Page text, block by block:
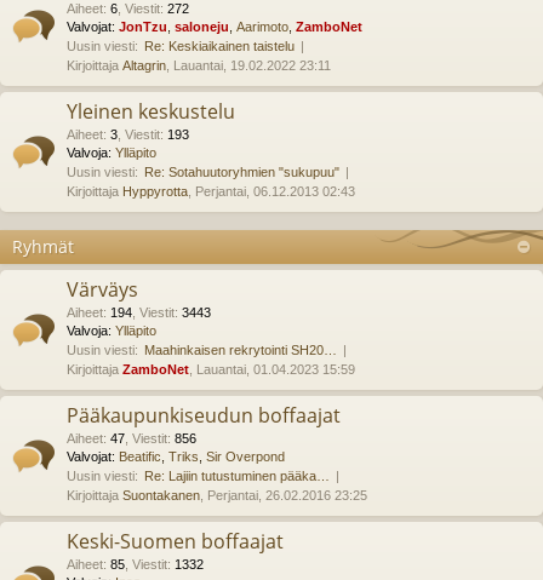
Aiheet: 6 Viestit: 272
Valvojat: JonTzu saloneju Aarimoto ZamboNet
Uusin viesti: Re: Keskiaikainen taistelu
Kirjoittaja Altagrin , Lauantai, 19.02.2022 23:11
Yleinen keskustelu
Aiheet: 3 Viestit: 193
Valvoja: Ylläpito
Uusin viesti: Re: Sotahuutoryhmien "sukupuu"
Kirjoittaja Hyppyrotta , Perjantai, 06.12.2013 02:43
Ryhmät
Värväys
Aiheet: 194 Viestit: 3443
Valvoja: Ylläpito
Uusin viesti: Maahinkaisen rekrytointi SH20…
Kirjoittaja ZamboNet , Lauantai, 01.04.2023 15:59
Pääkaupunkiseudun boffaajat
Aiheet: 47 Viestit: 856
Valvojat: Beatific Triks Sir Overpond
Uusin viesti: Re: Lajiin tutustuminen pääka…
Kirjoittaja Suontakanen , Perjantai, 26.02.2016 23:25
Keski-Suomen boffaajat
Aiheet: 85 Viestit: 1332